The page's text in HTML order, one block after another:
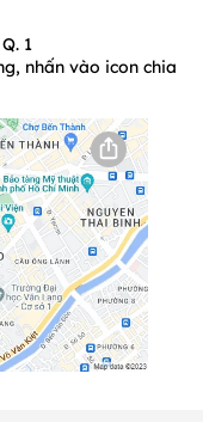
1
nhấn vào icon chia